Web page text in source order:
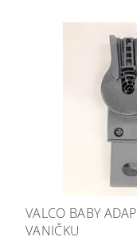
VALCO BABY
VANIČKU